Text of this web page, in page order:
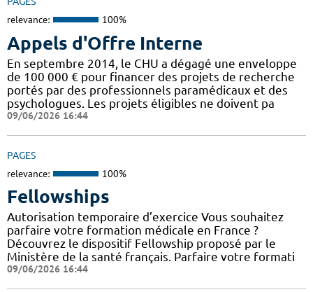
relevance: 100%
Appels d'Offre Interne
En septembre 2014, le CHU a dégagé une enveloppe
de 100 000 € pour financer des projets de recherche
portés par des professionnels paramédicaux et des
psychologues. Les projets éligibles ne doivent pa
09/06/2026 16:44
PAGES
relevance: 100%
Fellowships
Autorisation temporaire d’exercice Vous souhaitez
parfaire votre formation médicale en France ?
Découvrez le dispositif Fellowship proposé par le
Ministère de la santé français. Parfaire votre formati
09/06/2026 16:44